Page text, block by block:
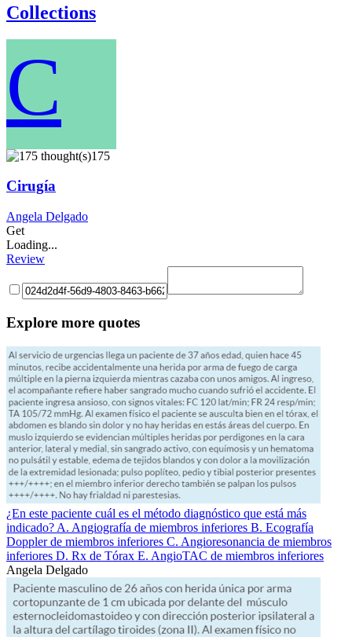
Collections
C
175
Cirugía
Angela Delgado
Get
Loading...
Review
Explore more quotes
¿En este paciente cuál es el método diagnóstico que está más
indicado? A. Angiografía de miembros inferiores B. Ecografía
Doppler de miembros inferiores C. Angioresonancia de miembros
inferiores D. Rx de Tórax E. AngioTAC de miembros inferiores
Angela Delgado